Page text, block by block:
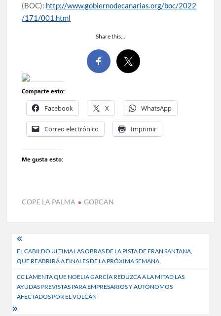
(BOC): http://www.gobiernodecanarias.org/boc/2022
/171/001.html
Share this…
Comparte esto:
Facebook X WhatsApp
Correo electrónico Imprimir
Me gusta esto:
COPE LA PALMA GOBCAN
Navegación
de
entradas
EL CABILDO ULTIMA LAS OBRAS DE LA PISTA DE FRAN SANTANA,
QUE REABRIRÁ A FINALES DE LA PRÓXIMA SEMANA
CC LAMENTA QUE NOELIA GARCÍA REDUZCA A LA MITAD LAS
AYUDAS PREVISTAS PARA EMPRESARIOS Y AUTÓNOMOS
AFECTADOS POR EL VOLCÁN